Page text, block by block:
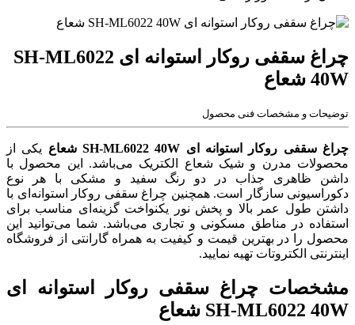
چراغ سقفی روکار استوانه ای SH-ML6022
40W شعاع
توضیحات و مشخصات فنی محصول
چراغ سقفی روکار استوانه ای SH-ML6022 40W شعاع
یکی از
محصولات مدرن و شیک شعاع الکتریک می‌باشد. این محصول با
داشن ظاهری جذاب در دو رنگ سفید و مشکی با هر نوع
دکوراسیونی سازگار است. همچنین چراغ سقفی روکار استوانه‌ای با
داشتن طول عمر بالا و پخش نور یکنواخت گزینه‌ای مناسب برای
استفاده در مناطق مسکونی و تجاری می‌باشد. شما می‌توانید این
محصول را در بهترین قیمت و کیفیت به همراه گارانتی از فروشگاه
اینترنتی الکتروتات تهیه نمایید.
مشخصات چراغ سقفی روکار استوانه ای
SH-ML6022 40W شعاع